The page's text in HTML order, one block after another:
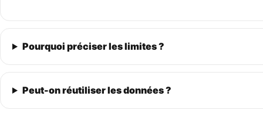
Pourquoi préciser les limites ?
Peut-on réutiliser les données ?